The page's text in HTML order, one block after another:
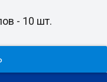
- 10 шт.